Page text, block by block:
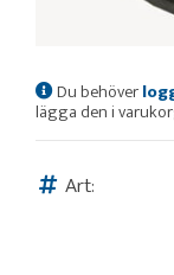
Du behöver
lägga den i
Art: